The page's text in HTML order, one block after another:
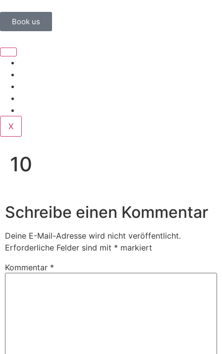
Book us
X
10
Schreibe einen Kommentar
Deine E-Mail-Adresse wird nicht veröffentlicht.
Erforderliche Felder sind mit * markiert
Kommentar *